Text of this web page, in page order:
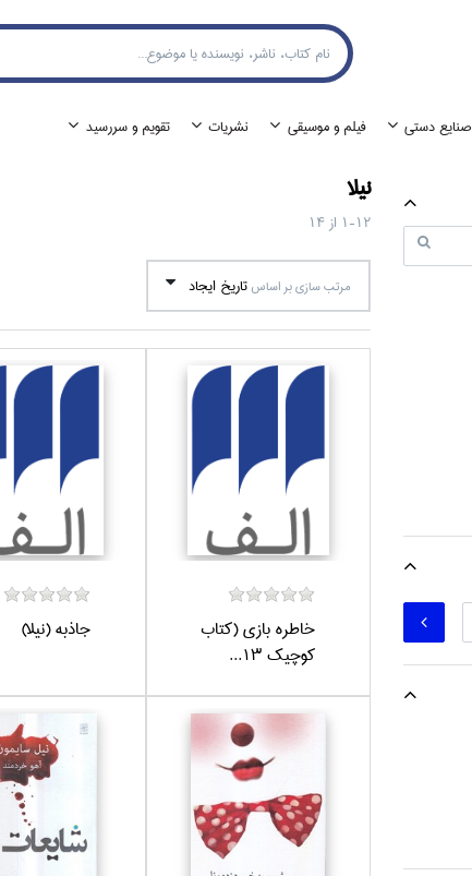
صنايع دستي فيلم و موسيقي نشريات تقويم و سررسيد
نيلا
1-12 از 14
مرتب سازي بر اساس تاريخ ايجاد
خاطره بازي (كتاب
كوچيك 13...
جاذبه (نيلا)